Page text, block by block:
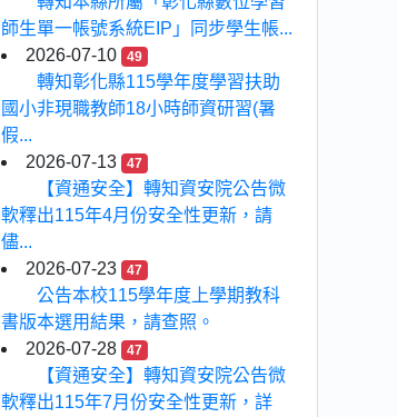
師生單一帳號系統EIP」同步學生帳...
2026-07-10
49
轉知彰化縣115學年度學習扶助
國小非現職教師18小時師資研習(暑
假...
2026-07-13
47
【資通安全】轉知資安院公告微
軟釋出115年4月份安全性更新，請
儘...
2026-07-23
47
公告本校115學年度上學期教科
書版本選用結果，請查照。
2026-07-28
47
【資通安全】轉知資安院公告微
軟釋出115年7月份安全性更新，詳